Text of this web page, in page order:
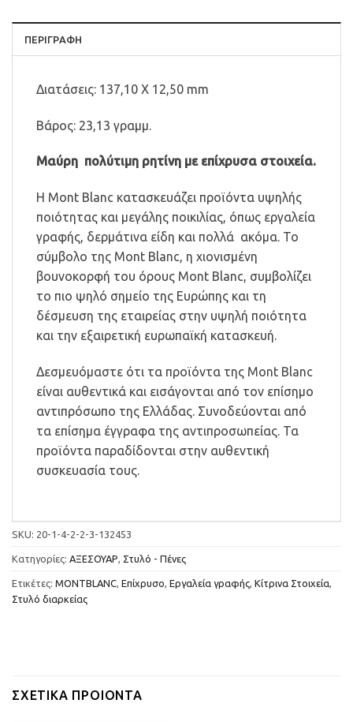
ΠΕΡΙΓΡΑΦΗ
Διατάσεις: 137,10 Χ 12,50 mm
Βάρος: 23,13 γραμμ.
Μαύρη πολύτιμη ρητίνη με επίχρυσα στοιχεία.
Η Mont Blanc κατασκευάζει προϊόντα υψηλής
ποιότητας και μεγάλης ποικιλίας, όπως εργαλεία
γραφής, δερμάτινα είδη και πολλά ακόμα. Το
σύμβολο της Mont Blanc, η χιονισμένη
βουνοκορφή του όρους Mont Blanc, συμβολίζει
το πιο ψηλό σημείο της Ευρώπης και τη
δέσμευση της εταιρείας στην υψηλή ποιότητα
και την εξαιρετική ευρωπαϊκή κατασκευή.
Δεσμευόμαστε ότι τα προϊόντα της Mont Blanc
είναι αυθεντικά και εισάγονται από τον επίσημο
αντιπρόσωπο της Ελλάδας. Συνοδεύονται από
τα επίσημα έγγραφα της αντιπροσωπείας. Τα
προϊόντα παραδίδονται στην αυθεντική
συσκευασία τους.
SKU: 20-1-4-2-2-3-132453
Κατηγορίες: ΑΞΕΣΟΥΑΡ Στυλό - Πένες
Ετικέτες: MONTBLANC Επίχρυσο Εργαλεία γραφής Κίτρινα Στοιχεία
Στυλό διαρκείας
ΣΧΕΤΙΚΆ ΠΡΟΙΌΝΤΑ